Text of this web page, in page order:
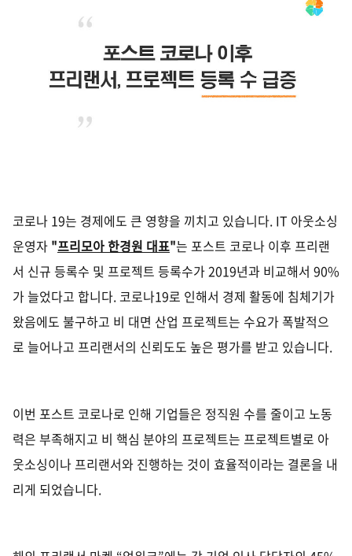
코로나 19는 경제에도 큰 영향을 끼치고 있습니다. IT 아웃소싱
운영자 "프리모아 한경원 대표"는 포스트 코로나 이후 프리랜
서 신규 등록수 및 프로젝트 등록수가2019년과 비교해서 90%
가 늘었다고 합니다. 코로나19로 인해서 경제 활동에 침체기가
왔음에도 불구하고 비 대면 산업 프로젝트는 수요가 폭발적으
로 늘어나고 프리랜서의 신뢰도도 높은 평가를 받고 있습니다.
이번 포스트 코로나로 인해 기업들은 정직원 수를 줄이고 노동
력은 부족해지고 비 핵심 분야의 프로젝트는 프로젝트별로 아
웃소싱이나 프리랜서와 진행하는 것이 효율적이라는 결론을 내
리게 되었습니다.